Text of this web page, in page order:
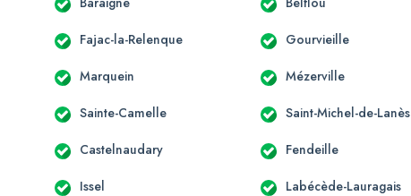
Fajac-la-Relenque Gourvieille
Marquein Mézerville
Sainte-Camelle Saint-Michel-de-Lanès
Castelnaudary Fendeille
Issel Labécède-Lauragais